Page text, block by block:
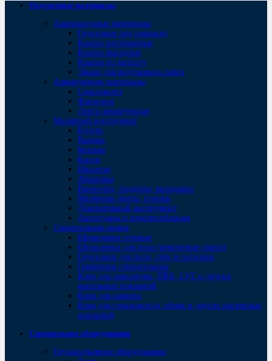
Отделочные материалы
Лакокрасочные материалы
Грунтовки под покраску
Краски интерьерные
Краски фасадные
Краски по металлу
Эмали для внутренних работ
Армирующие материалы
Стеклохолст
Флизелин
Лента армирующая
Малярный инструмент
Бугели
Валики
Кельмы
Кисти
Шпатели
Абразивы
Ванночки, поддоны, вкладыши
Малярные ленты, пленки
Декоративный инструмент
Аксессуары и приспособления
Строительная химия
Шпаклевки готовые
Шпаклевки для пола (ремонтные смеси)
Грунтовки для пола, стен и потолков
Герметики строительные
Клеи для линолеума, ПВХ, LVT и других
напольных покрытий
Клеи для паркета
Клеи для стеклохолста, обоев и других настенных
покрытий
Строительное оборудование
Грузоподъемное оборудование